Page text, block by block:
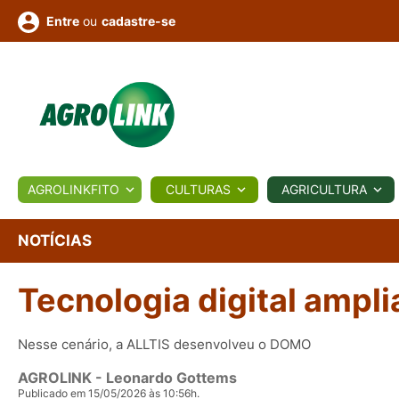
BIOLÓGICOS COTAÇÕES NOTÍCIAS
Conversor Colunistas Eventos
Fotos
e
Vídeos
Entre ou cadastre-se
AGROLINKFITO CULTURAS AGRICULTURA
NOTÍCIAS
Tecnologia digital
Nesse cenário, a ALLTIS desenvolveu o DOMO
AGROLINK - Leonardo Gottems
Publicado em 15/05/2026 às 10:56h.